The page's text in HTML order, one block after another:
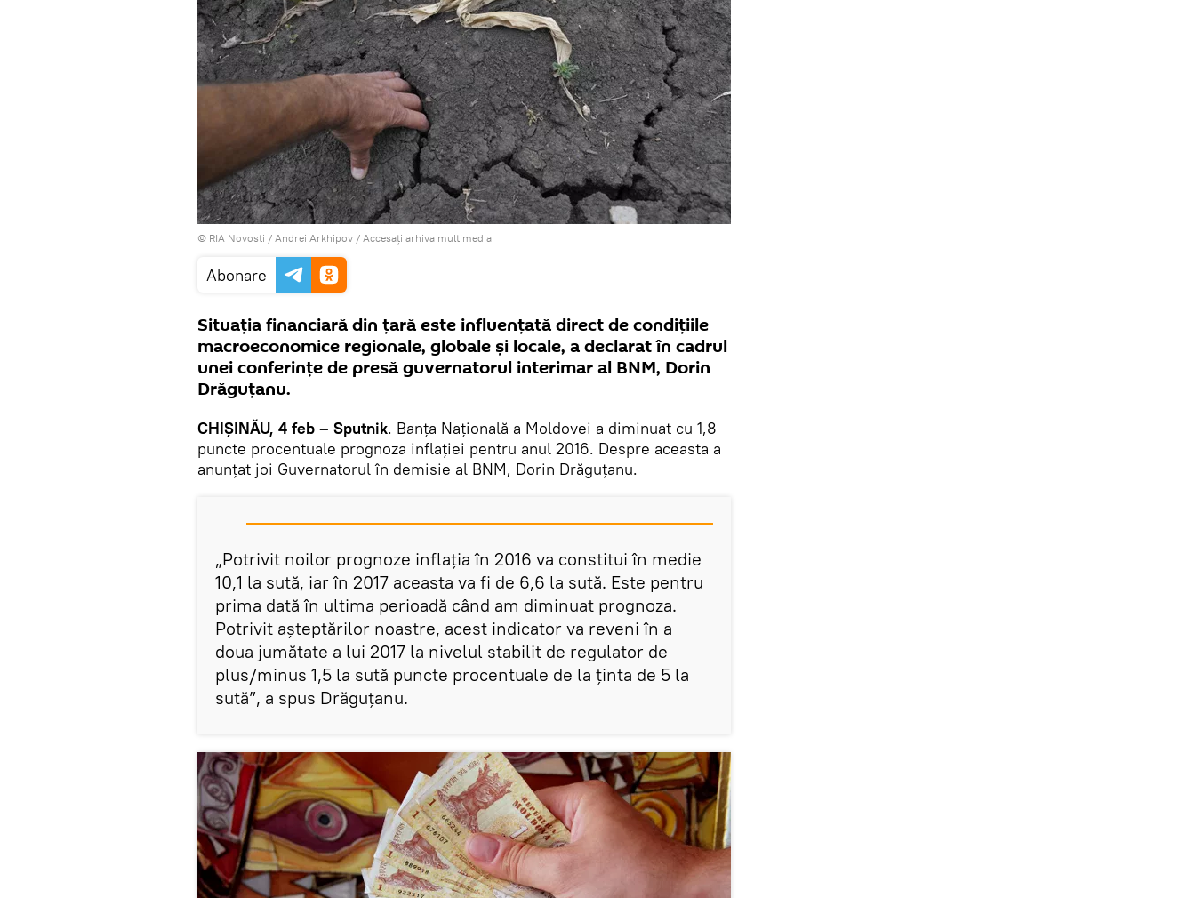
© RIA Novosti / Andrei Arkhipov / Accesați arhiva multimedia
Abonare
Situaţia financiară din ţară este influenţată direct de condiţiile
macroeconomice regionale, globale şi locale, a declarat în cadrul
unei conferinţe de presă guvernatorul interimar al BNM, Dorin
Drăguţanu.
CHIŞINĂU, 4 feb – Sputnik. Banţa Naţională a Moldovei a diminuat cu 1,8
puncte procentuale prognoza inflaţiei pentru anul 2016. Despre aceasta a
anunţat joi Guvernatorul în demisie al BNM, Dorin Drăguţanu.
„Potrivit noilor prognoze inflaţia în 2016 va constitui în medie
10,1 la sută, iar în 2017 aceasta va fi de 6,6 la sută. Este pentru
prima dată în ultima perioadă când am diminuat prognoza.
Potrivit aşteptărilor noastre, acest indicator va reveni în a
doua jumătate a lui 2017 la nivelul stabilit de regulator de
plus/minus 1,5 la sută puncte procentuale de la ţinta de 5 la
sută”, a spus Drăguţanu.